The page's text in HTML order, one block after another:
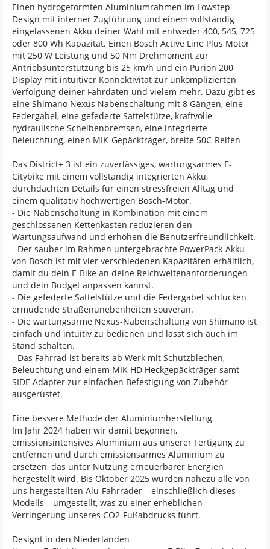
Einen hydrogeformten Aluminiumrahmen im Lowstep-
Design mit interner Zugführung und einem vollständig
eingelassenen Akku deiner Wahl mit entweder 400, 545, 725
oder 800 Wh Kapazität. Einen Bosch Active Line Plus Motor
mit 250 W Leistung und 50 Nm Drehmoment zur
Antriebsunterstützung bis 25 km/h und ein Purion 200
Display mit intuitiver Konnektivität zur unkomplizierten
Verfolgung deiner Fahrdaten und vielem mehr. Dazu gibt es
eine Shimano Nexus Nabenschaltung mit 8 Gängen, eine
Federgabel, eine gefederte Sattelstütze, kraftvolle
hydraulische Scheibenbremsen, eine integrierte
Beleuchtung, einen MIK-Gepäckträger, breite 50C-Reifen
Das District+ 3 ist ein zuverlässiges, wartungsarmes E-
Citybike mit einem vollständig integrierten Akku,
durchdachten Details für einen stressfreien Alltag und
einem qualitativ hochwertigen Bosch-Motor.
- Die Nabenschaltung in Kombination mit einem
geschlossenen Kettenkasten reduzieren den
Wartungsaufwand und erhöhen die Benutzerfreundlichkeit.
- Der sauber im Rahmen untergebrachte PowerPack-Akku
von Bosch ist mit vier verschiedenen Kapazitäten erhältlich,
damit du dein E-Bike an deine Reichweitenanforderungen
und dein Budget anpassen kannst.
- Die gefederte Sattelstütze und die Federgabel schlucken
ermüdende Straßenunebenheiten souverän.
- Die wartungsarme Nexus-Nabenschaltung von Shimano ist
einfach und intuitiv zu bedienen und lässt sich auch im
Stand schalten.
- Das Fahrrad ist bereits ab Werk mit Schutzblechen,
Beleuchtung und einem MIK HD Heckgepäckträger samt
SIDE Adapter zur einfachen Befestigung von Zubehör
ausgerüstet.
Eine bessere Methode der Aluminiumherstellung
Im Jahr 2024 haben wir damit begonnen,
emissionsintensives Aluminium aus unserer Fertigung zu
entfernen und durch emissionsarmes Aluminium zu
ersetzen, das unter Nutzung erneuerbarer Energien
hergestellt wird. Bis Oktober 2025 wurden nahezu alle von
uns hergestellten Alu-Fahrräder – einschließlich dieses
Modells – umgestellt, was zu einer erheblichen
Verringerung unseres CO2-Fußabdrucks führt.
Designt in den Niederlanden